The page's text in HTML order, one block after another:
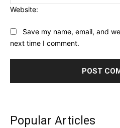
Website:
Save my name, email, and
next time I comment.
Popular Articles